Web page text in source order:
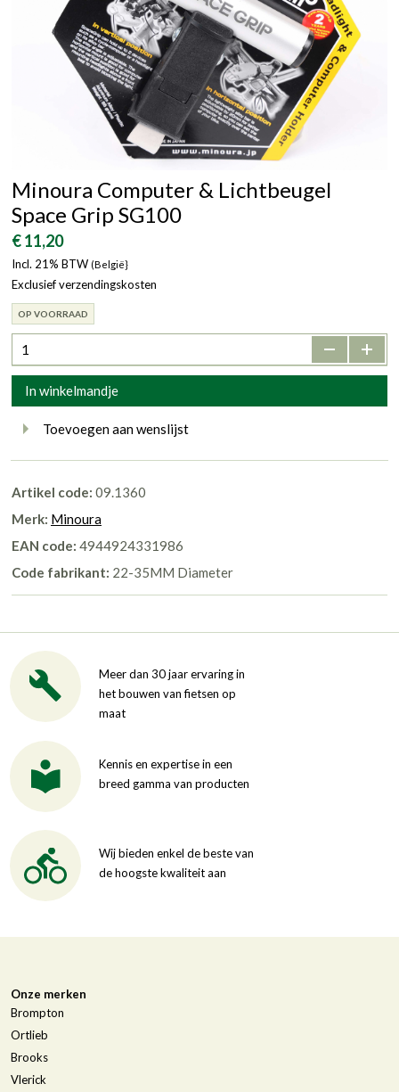
Minoura Computer & Lichtbeugel
Space Grip SG100
€ 11,20
Incl. 21% BTW (België}
Exclusief verzendingskosten
OP VOORRAAD
- +
In winkelmandje
Toevoegen aan wenslijst
Artikel code: 09.1360
Merk: Minoura
EAN code: 4944924331986
Code fabrikant: 22-35MM Diameter
Meer dan 30 jaar ervaring in
het bouwen van fietsen op
maat
Kennis en expertise in een
breed gamma van producten
Wij bieden enkel de beste van
de hoogste kwaliteit aan
Onze merken
Brompton
Ortlieb
Brooks
Vlerick